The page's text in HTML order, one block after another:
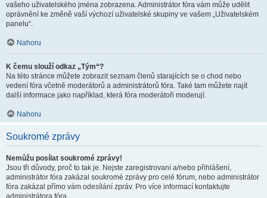
vašeho uživatelského jména zobrazena. Administrátor fóra vám může udělit
oprávnění ke změně vaší výchozí uživatelské skupiny ve vašem „Uživatelském
panelu“.
Nahoru
K čemu slouží odkaz „Tým“?
Na této stránce můžete zobrazit seznam členů starajících se o chod nebo
vedení fóra včetně moderátorů a administrátorů fóra. Také tam můžete najít
další informace jako například, která fóra moderátoři moderují.
Nahoru
Soukromé zprávy
Nemůžu posílat soukromé zprávy!
Jsou tři důvody, proč to tak je. Nejste zaregistrovaní a/nebo přihlášení,
administrátor fóra zakázal soukromé zprávy pro celé fórum, nebo administrátor
fóra zakázal přímo vám odesílání zpráv. Pro více informací kontaktujte
administrátora fóra.